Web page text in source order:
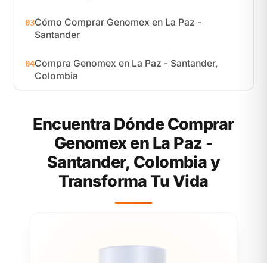
03Cómo Comprar Genomex en La Paz -
Santander
04Compra Genomex en La Paz - Santander,
Colombia
Encuentra Dónde Comprar
Genomex en La Paz -
Santander, Colombia y
Transforma Tu Vida